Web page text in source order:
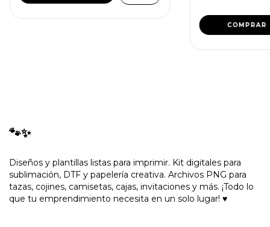
🐾✨
Diseños y plantillas listas para imprimir. Kit digitales para
sublimación, DTF y papelería creativa. Archivos PNG para
tazas, cojines, camisetas, cajas, invitaciones y más. ¡Todo lo
que tu emprendimiento necesita en un solo lugar! ♥